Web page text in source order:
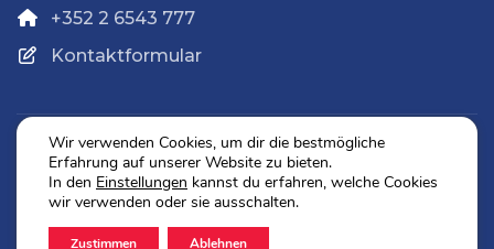
+352 2 6543 777
Kontaktformular
Datenschutz
Impressum
Wir verwenden Cookies, um dir die bestmögliche
Erfahrung auf unserer Website zu bieten.
In den Einstellungen kannst du erfahren, welche Cookies
wir verwenden oder sie ausschalten.
Zustimmen Ablehnen